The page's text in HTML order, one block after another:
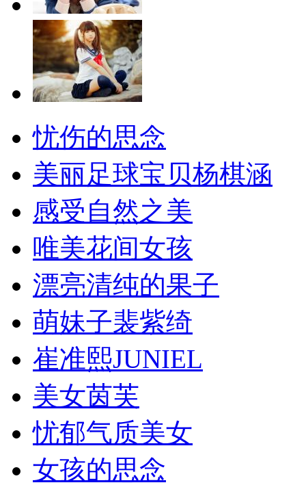
忧伤的思念
美丽足球宝贝杨棋涵
感受自然之美
唯美花间女孩
漂亮清纯的果子
萌妹子裴紫绮
崔准熙JUNIEL
美女茵芙
忧郁气质美女
女孩的思念